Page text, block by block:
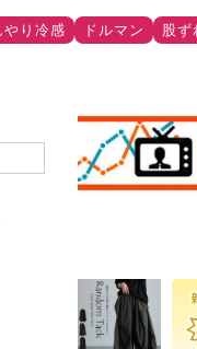
やり冷感 ドルマン
股ず
店舗情報実況中